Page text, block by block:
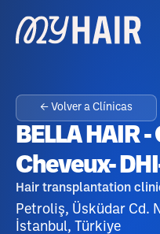
← Volver a Clínicas
BELLA HAIR
Cheveux-
Hair transplantation
Petroliş, Üsküdar Cd.
İstanbul, Türkiye